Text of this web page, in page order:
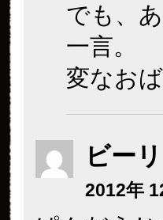
でも、
一言。
変なお
ビー
2012年